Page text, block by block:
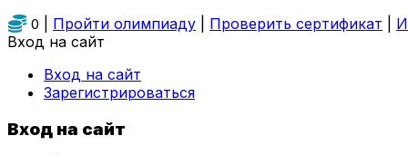
0 Пройти олимпиаду Проверить сертификат
Вход на сайт
Вход на сайт
Зарегистрироваться
Вход на сайт